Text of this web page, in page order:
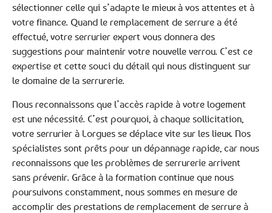
sélectionner celle qui s’adapte le mieux à vos attentes et à
votre finance. Quand le remplacement de serrure a été
effectué, votre serrurier expert vous donnera des
suggestions pour maintenir votre nouvelle verrou. C’est ce
expertise et cette souci du détail qui nous distinguent sur
le domaine de la serrurerie.
Nous reconnaissons que l’accès rapide à votre logement
est une nécessité. C’est pourquoi, à chaque sollicitation,
votre serrurier à Lorgues se déplace vite sur les lieux. Nos
spécialistes sont prêts pour un dépannage rapide, car nous
reconnaissons que les problèmes de serrurerie arrivent
sans prévenir. Grâce à la formation continue que nous
poursuivons constamment, nous sommes en mesure de
accomplir des prestations de remplacement de serrure à